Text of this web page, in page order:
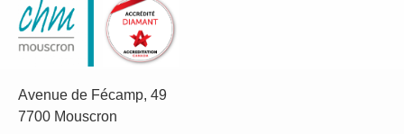
Avenue de Fécamp, 49
7700 Mouscron